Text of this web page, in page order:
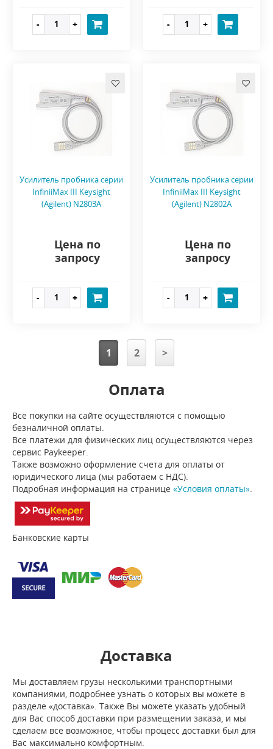
Усилитель пробника серии
InfiniiMax III Keysight
(Agilent) N2803A
Цена по
запросу
Усилитель пробника серии
InfiniiMax III Keysight
(Agilent) N2802A
Цена по
запросу
1 2 >
Оплата
Все покупки на сайте осуществляются с помощью
безналичной оплаты.
Все платежи для физических лиц осуществляются через
сервис Paykeeper.
Также возможно оформление счета для оплаты от
юридического лица (мы работаем с НДС).
Подробная информация на странице «Условия оплаты»
Банковские карты
Доставка
Мы доставляем грузы несколькими транспортными
компаниями, подробнее узнать о которых вы можете в
разделе «доставка». Также Вы можете указать удобный
для Вас способ доставки при размещении заказа, и мы
сделаем все возможное, чтобы процесс доставки был для
Вас максимально комфортным.